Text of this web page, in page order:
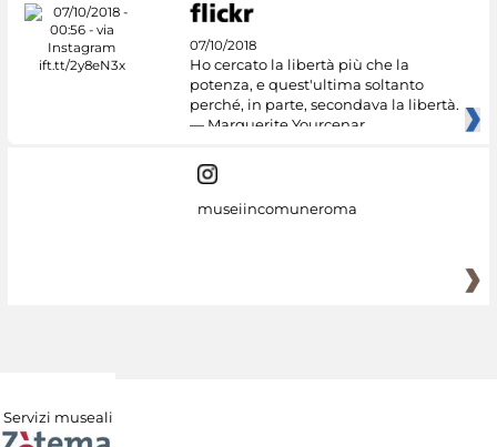
07/10/2018
Ho cercato la libertà più che la
potenza, e quest'ultima soltanto
perché, in parte, secondava la libertà.
— Marguerite Yourcenar
museiincomuneroma
Servizi museali